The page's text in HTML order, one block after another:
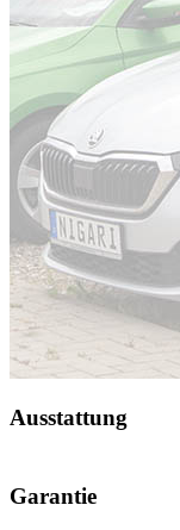
Ausstattung
Garantie